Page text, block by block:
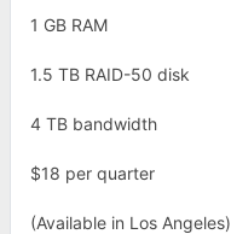
1 GB RAM
1.5 TB RAID-50 disk
4 TB bandwidth
$18 per quarter
(Available in Los Angeles)